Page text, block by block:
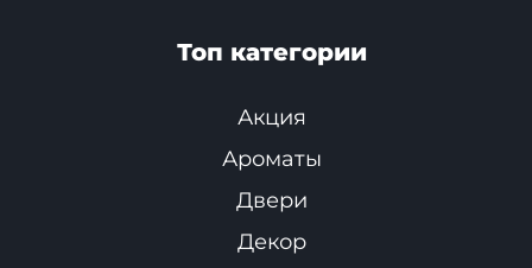
Топ категории
Акция
Ароматы
Двери
Декор